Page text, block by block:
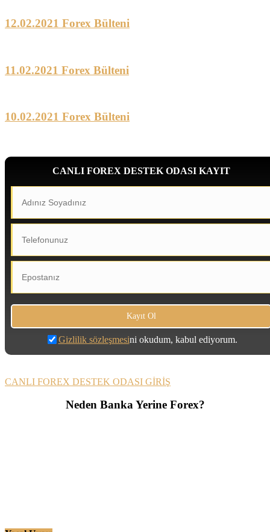
12.02.2021 Forex Bülteni
11.02.2021 Forex Bülteni
10.02.2021 Forex Bülteni
CANLI FOREX DESTEK ODASI KAYIT
Gizlilik sözleşmesini okudum, kabul ediyorum.
CANLI FOREX DESTEK ODASI GİRİŞ
Neden Banka Yerine Forex?